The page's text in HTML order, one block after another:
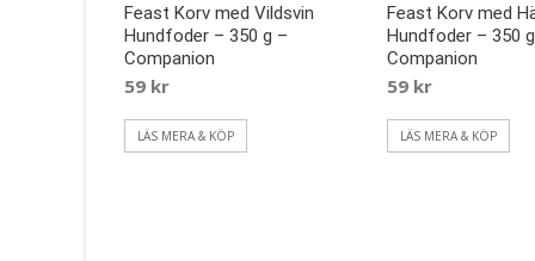
Feast Korv med Vildsvin
Hundfoder – 350 g –
Companion
59 kr
LÄS MERA & KÖP
Feast Korv med
Hundfoder – 350
Companion
59 kr
LÄS MERA & KÖP